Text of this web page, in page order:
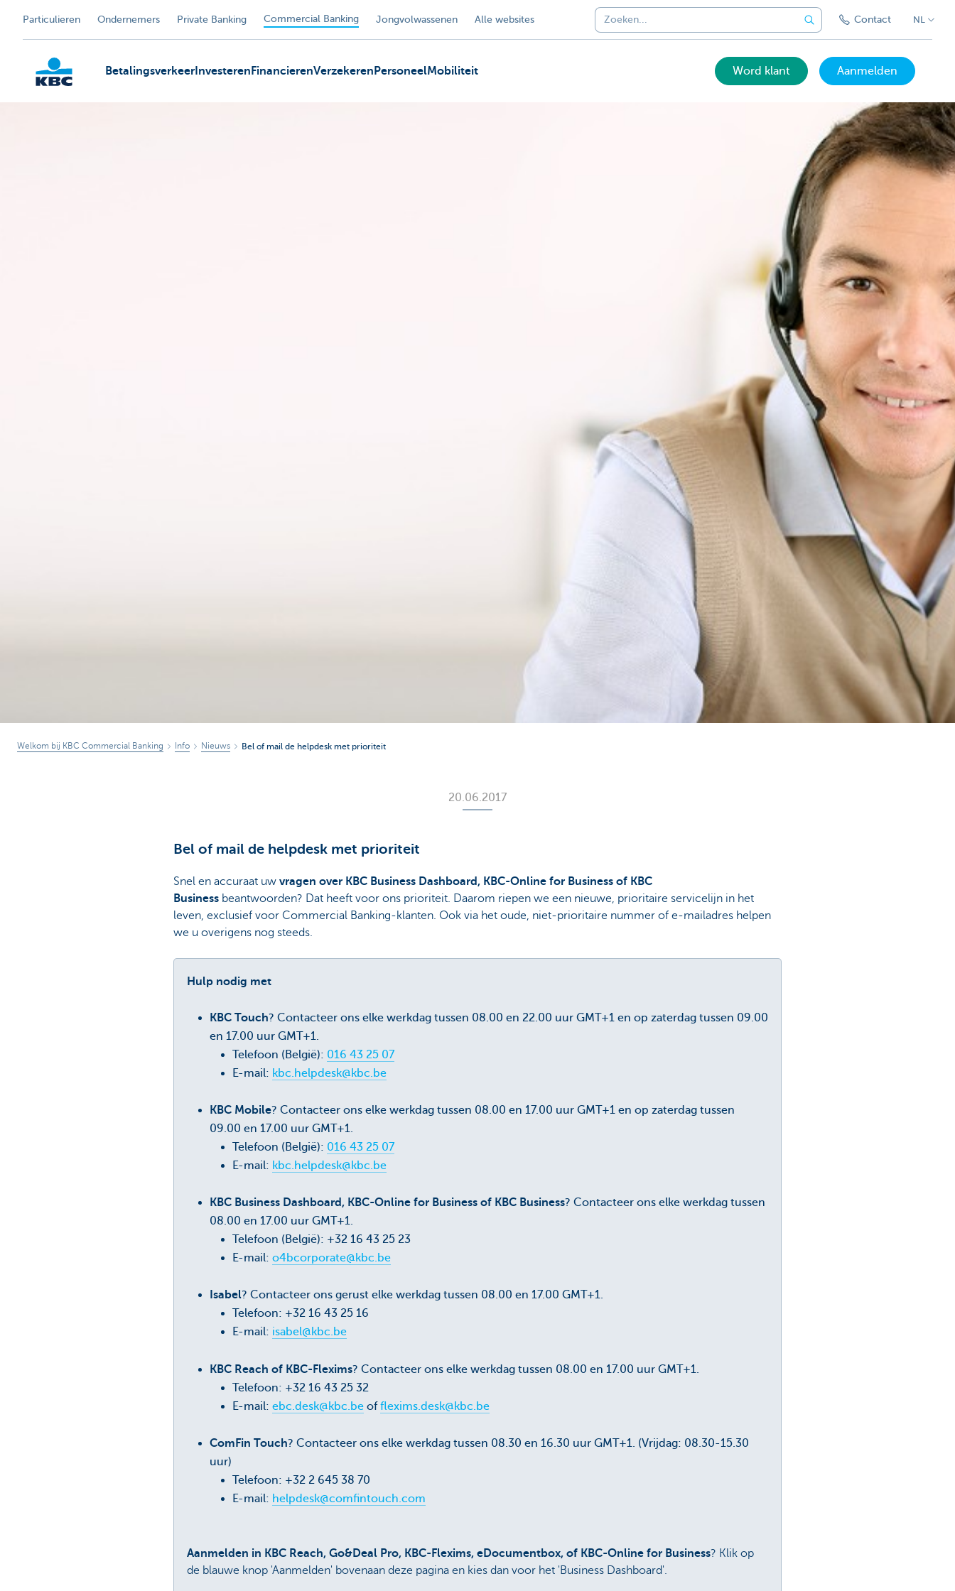
Particulieren Ondernemers Private Banking Commercial Banking Jongvolwassenen Alle websites Contact NL
Betalingsverkeer Investeren FinancierenVerzekeren PersoneelMobiliteit Word klant Aanmelden
Welkom bij KBC Commercial Banking Info Nieuws Bel of mail de helpdesk met prioriteit
20.06.2017
Bel of mail de helpdesk met prioriteit
Snel en accuraat uw vragen over KBC Business Dashboard, KBC-Online for Business of KBC
Business beantwoorden? Dat heeft voor ons prioriteit. Daarom riepen we een nieuwe, prioritaire servicelijn in het
leven, exclusief voor Commercial Banking-klanten. Ook via het oude, niet-prioritaire nummer of e-mailadres helpen
we u overigens nog steeds.
Hulp nodig met
KBC Touch? Contacteer ons elke werkdag tussen 08.00 en 22.00 uur GMT+1 en op zaterdag tussen 09.00
en 17.00 uur GMT+1.
Telefoon (België): 016 43 25 07
E-mail: kbc.helpdesk@kbc.be
KBC Mobile? Contacteer ons elke werkdag tussen 08.00 en 17.00 uur GMT+1 en op zaterdag tussen
09.00 en 17.00 uur GMT+1.
Telefoon (België): 016 43 25 07
E-mail: kbc.helpdesk@kbc.be
KBC Business Dashboard, KBC-Online for Business of KBC Business? Contacteer ons elke werkdag tussen
08.00 en 17.00 uur GMT+1.
Telefoon (België): +32 16 43 25 23
E-mail: o4bcorporate@kbc.be
Isabel? Contacteer ons gerust elke werkdag tussen 08.00 en 17.00 GMT+1.
Telefoon: +32 16 43 25 16
E-mail: isabel@kbc.be
KBC Reach of KBC-Flexims? Contacteer ons elke werkdag tussen 08.00 en 17.00 uur GMT+1.
Telefoon: +32 16 43 25 32
E-mail: ebc.desk@kbc.be offlexims.desk@kbc.be
ComFin Touch? Contacteer ons elke werkdag tussen 08.30 en 16.30 uur GMT+1. (Vrijdag: 08.30-15.30
uur)
Telefoon: +32 2 645 38 70
E-mail: helpdesk@comfintouch.com
Aanmelden in KBC Reach, Go&Deal Pro, KBC-Flexims, eDocumentbox, of KBC-Online for Business? Klik op
de blauwe knop 'Aanmelden' bovenaan deze pagina en kies dan voor het 'Business Dashboard'.